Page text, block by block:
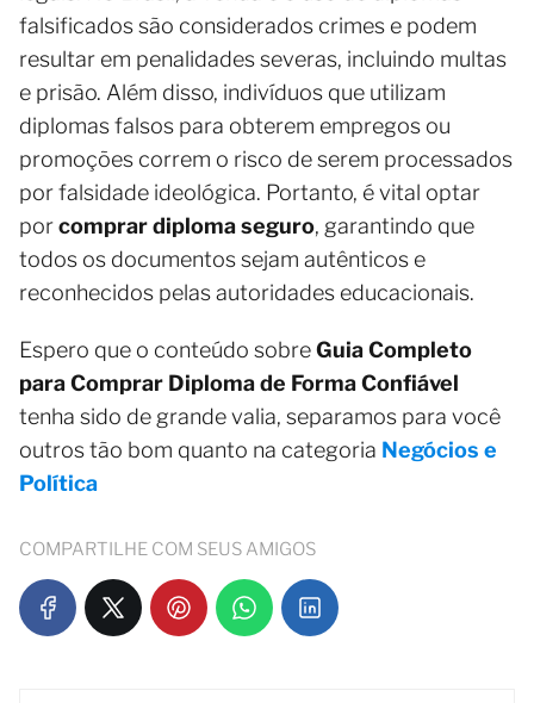
falsificados são considerados crimes e podem
resultar em penalidades severas, incluindo multas
e prisão. Além disso, indivíduos que utilizam
diplomas falsos para obterem empregos ou
promoções correm o risco de serem processados
por falsidade ideológica. Portanto, é vital optar
porcomprar diploma seguro, garantindo que
todos os documentos sejam autênticos e
reconhecidos pelas autoridades educacionais.
Espero que o conteúdo sobreGuia Completo
para Comprar Diploma de Forma Confiável
tenha sido de grande valia, separamos para você
outros tão bom quanto na categoria Negócios e
Política
COMPARTILHE COM SEUS AMIGOS